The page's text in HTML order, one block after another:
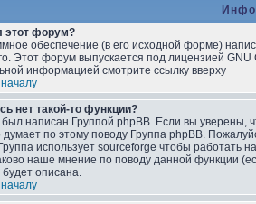
этот форум?
обеспечение (в его исходной форме)
Этот форум выпускается под лицензией
информацией смотрите ссылку вверху
нет такой-то функции?
написан Группой phpBB. Если вы уверены,
думает по этому поводу Группа phpBB.
использует sourceforge чтобы
наше мнение по поводу данной функции
описана.